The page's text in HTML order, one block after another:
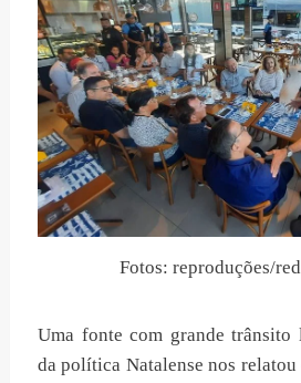
Fotos: reproduções/
Uma fonte com grande trânsito
da política Natalense nos relatou